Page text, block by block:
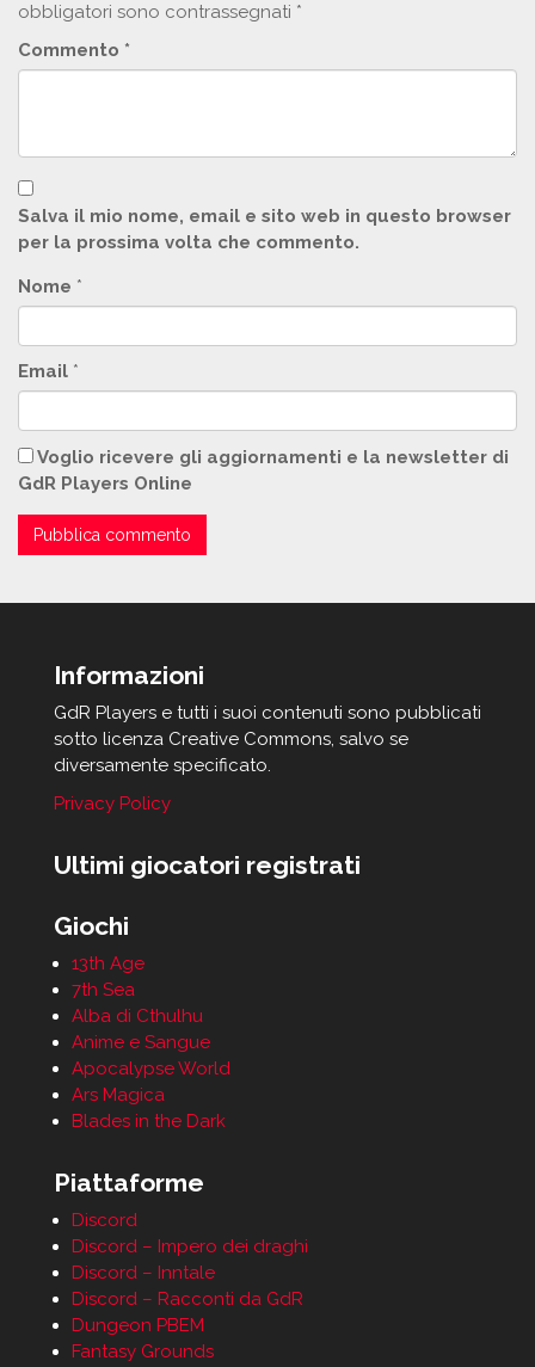
obbligatori sono contrassegnati *
Commento *
Salva il mio nome, email e sito web in questo browser
per la prossima volta che commento.
Nome *
Email *
Voglio ricevere gli aggiornamenti e la newsletter di
GdR Players Online
Informazioni
GdR Players e tutti i suoi contenuti sono pubblicati
sotto licenza Creative Commons, salvo se
diversamente specificato.
Privacy Policy
Ultimi giocatori registrati
Giochi
13th Age
7th Sea
Alba di Cthulhu
Anime e Sangue
Apocalypse World
Ars Magica
Blades in the Dark
Piattaforme
Discord
Discord – Impero dei draghi
Discord – Inntale
Discord – Racconti da GdR
Dungeon PBEM
Fantasy Grounds